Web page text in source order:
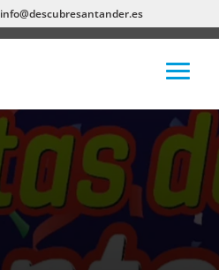
info@descubresantander.es